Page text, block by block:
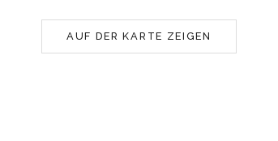
AUF DER KARTE ZEIGEN